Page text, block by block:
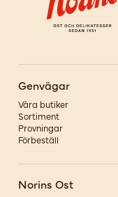
Genvägar
Våra butiker
Sortiment
Provningar
Förbeställ
Norins Ost